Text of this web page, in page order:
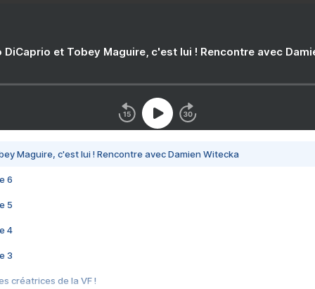
DiCaprio et Tobey Maguire, c'est lui ! Rencontre avec
Maguire, c'est lui ! Rencontre avec Damien Witecka
6
5
4
3
créatrices de la VF !